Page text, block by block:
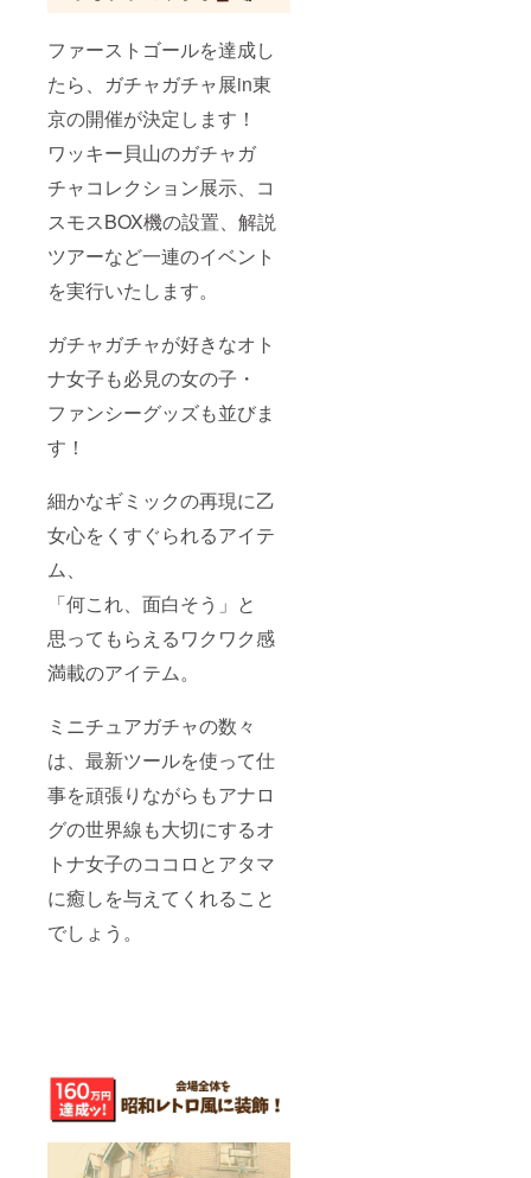
ファーストゴールを達成し
たら、ガチャガチャ展in東
京の開催が決定します！
ワッキー貝山のガチャガ
チャコレクション展示、コ
スモスBOX機の設置、解説
ツアーなど一連のイベント
を実行いたします。
ガチャガチャが好きなオト
ナ女子も必見の女の子・
ファンシーグッズも並びま
す！
細かなギミックの再現に乙
女心をくすぐられるアイテ
ム、
「何これ、面白そう」と
思ってもらえるワクワク感
満載のアイテム。
ミニチュアガチャの数々
は、最新ツールを使って仕
事を頑張りながらもアナロ
グの世界線も大切にするオ
トナ女子のココロとアタマ
に癒しを与えてくれること
でしょう。